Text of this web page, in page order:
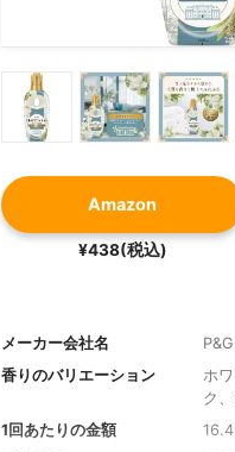
Amazon
¥438(税込)
メーカー会社名
香りのバリエーション
ホ
ク
1回あたりの金額